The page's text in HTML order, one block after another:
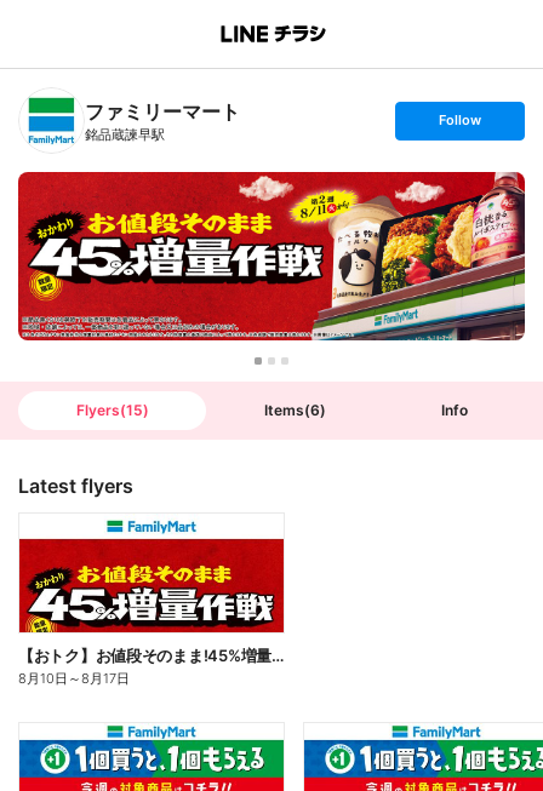
B
n
T
ファミリーマート
銘品蔵諫早駅
s
t
o
l
l
o
w
Follow
Flyers(15) Items(6) Info
Latest flyers
【おトク】お値段そのまま!45%増量作戦!
8月10日 ～8月17日